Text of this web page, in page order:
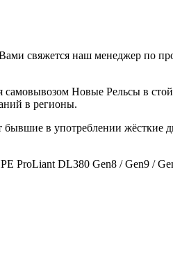
свяжется наш менеджер по
самовывозом Новые Рельсы в
в регионы.
бывшие в употреблении жёсткие
ProLiant DL380 Gen8 / Gen9 /